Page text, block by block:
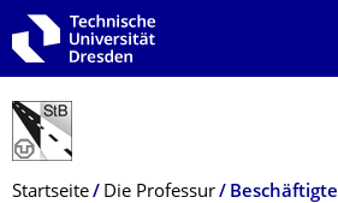
Zur Hauptnavigation springen
Zur Suche springen
Zum Inhalt springen
Breadcrumb-Menü
Startseite Die Professur Beschäftigte